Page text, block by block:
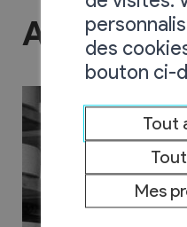
Alpage de
des
bouton ci-
Tout
Mes